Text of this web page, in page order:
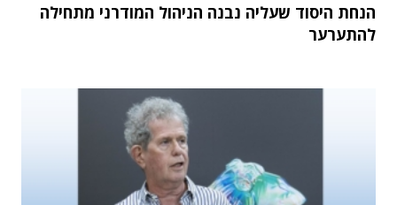
הנחת היסוד שעליה נבנה הניהול המודרני מתחילה
להתערער